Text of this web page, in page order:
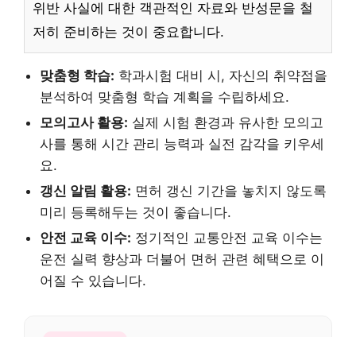
위반 사실에 대한 객관적인 자료와 반성문을 철
저히 준비하는 것이 중요합니다.
맞춤형 학습: 학과시험 대비 시, 자신의 취약점을
분석하여 맞춤형 학습 계획을 수립하세요.
모의고사 활용: 실제 시험 환경과 유사한 모의고
사를 통해 시간 관리 능력과 실전 감각을 키우세
요.
갱신 알림 활용: 면허 갱신 기간을 놓치지 않도록
미리 등록해두는 것이 좋습니다.
안전 교육 이수: 정기적인 교통안전 교육 이수는
운전 실력 향상과 더불어 면허 관련 혜택으로 이
어질 수 있습니다.